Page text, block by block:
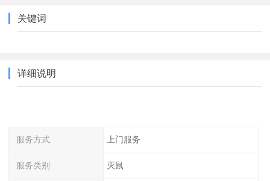
关键词
详细说明
服务方式 上门服务
服务类别 灭鼠